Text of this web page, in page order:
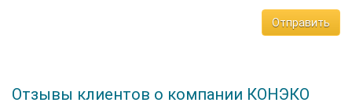
Отправить
Отзывы клиентов о компании КОНЭКО